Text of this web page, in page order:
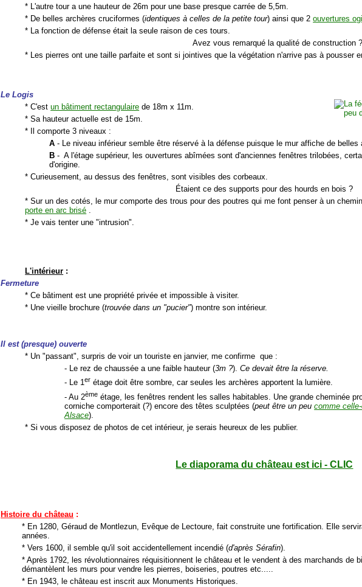
* L'autre tour a une hauteur de 26m pour une base presque carrée de 5,5m.
* De belles archères cruciformes (identiques à celles de la petite tour) ainsi que 2ouvertures
* La fonction de défense était la seule raison de ces tours.
Avez vous remarqué la qualité de construction ?
* Les pierres ont une taille parfaite et sont si jointives que la végétation n'arrive pas à pousser
Le Logis
* C'estun bâtiment rectangulaire de 18m x 11m.
* Sa hauteur actuelle est de 15m.
* Il comporte 3 niveaux :
A - Le niveau inférieur semble être réservé à la défense puisque le mur affiche de belles
B - A l'étage supérieur, les ouvertures abîmées sont d'anciennes fenêtres trilobées,
d'origine.
* Curieusement, au dessus des fenêtres, sont visibles des corbeaux.
Étaient ce des supports pour des hourds en bois ?
* Sur un des cotés, le mur comporte des trous pour des poutres qui me font penser à un
porte en arc brisé .
* Je vais tenter une "intrusion".
L'intérieur :
Fermeture
* Ce bâtiment est une propriété privée et impossible à visiter.
* Une vieille brochure (trouvée dans un "pucier") montre son intérieur.
Il est (presque) ouverte
* Un "passant", surpris de voir un touriste en janvier, me confirme que :
- Le rez de chaussée a une faible hauteur (3m ?).Ce devait être la réserve.
- Le 1er étage doit être sombre, car seules les archères apportent la lumière.
- Au 2ème étage, les fenêtres rendent les salles habitables. Une grande cheminée
corniche comporterait (?) encore des têtes sculptées (peut être un peucomme
Alsace).
* Si vous disposez de photos de cet intérieur, je serais heureux de les publier.
Le diaporama du château est ici - CLIC
Histoire du château :
* En 1280, Géraud de Montlezun, Evêque de Lectoure, fait construite une fortification. Elle
années.
* Vers 1600, il semble qu'il soit accidentellement incendié (d'après Sérafin).
* Après 1792, les révolutionnaires réquisitionnent le château et le vendent à des marchands de
démantèlent les murs pour vendre les pierres, boiseries, poutres etc.....
* En 1943, le château est inscrit aux Monuments Historiques.